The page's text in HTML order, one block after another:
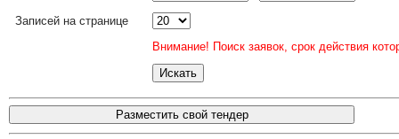
Записей на странице
Внимание! Поиск заявок, срок действия
Разместить свой тендер